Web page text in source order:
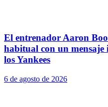
El entrenador Aaron
habitual con un mensaje
los Yankees
6 de agosto de 2026